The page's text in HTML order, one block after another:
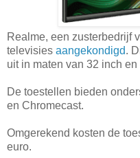
Realme, een zusterbedrijf
televisies aangekondigd.
uit in maten van 32 inch en
De toestellen bieden
en Chromecast.
Omgerekend kosten de
euro.